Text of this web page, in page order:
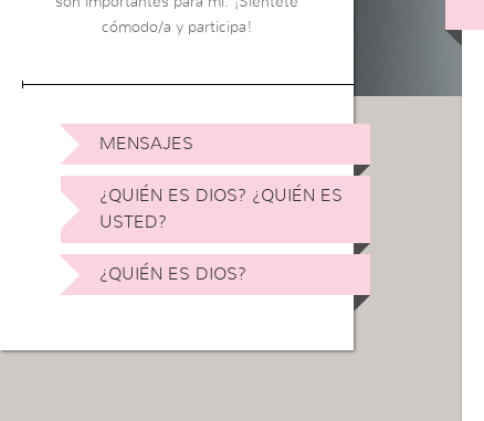
cómodo/a y participa!
MENSAJES
¿QUIÉN ES DIOS? ¿QUIÉN ES
USTED?
¿QUIÉN ES DIOS?